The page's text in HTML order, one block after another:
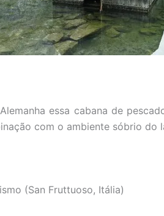
essa cabana de
com o ambiente sóbrio do
(San Fruttuoso, Itália)